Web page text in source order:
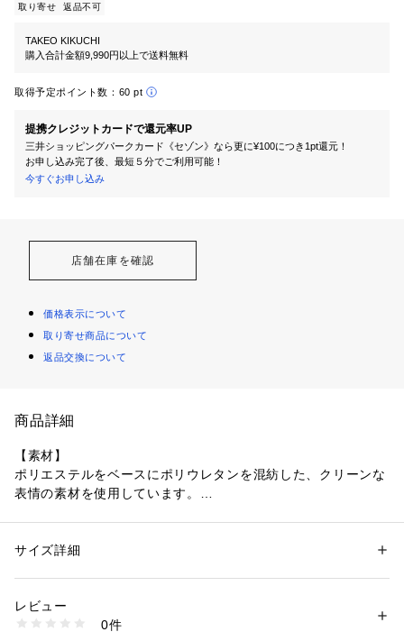
取り寄せ 返品不可
TAKEO KIKUCHI
購入合計金額9,990円以上で送料無料
取得予定ポイント数： 60 pt
提携クレジットカードで還元率UP
三井ショッピングパークカード《セゾン》なら更に¥100につき1pt還元！
お申し込み完了後、最短５分でご利用可能！
今すぐお申し込み
店舗在庫を確認
価格表示について
取り寄せ商品について
返品交換について
商品詳細
【素材】
ポリエステルをベースにポリウレタンを混紡した、クリーンな
表情の素材を使用しています。
美しいシルエットを保ちながらも、リラックスした穿き心地を
【デザイン】
トレンドに左右されない、洗練されたストレートシルエットの
性別：メンズ
素材：ポリエステル94％ ポリウレタン6％
商品番号：
170-75109 （ショップ）
サイズ詳細
レビュー
0件